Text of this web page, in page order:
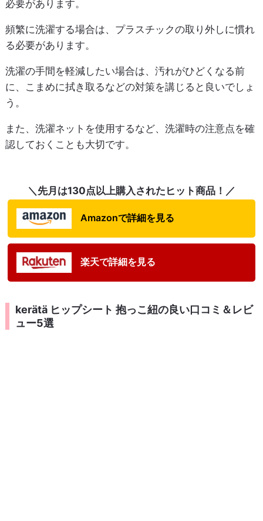
必要があります。
頻繁に洗濯する場合は、プラスチックの取り外しに慣れ
る必要があります。
洗濯の手間を軽減したい場合は、汚れがひどくなる前
に、こまめに拭き取るなどの対策を講じると良いでしょ
う。
また、洗濯ネットを使用するなど、洗濯時の注意点を確
認しておくことも大切です。
＼先月は130点以上購入されたヒット商品！／
Amazonで詳細を見る
楽天で詳細を見る
kerätä ヒップシート 抱っこ紐の良い口コミ＆レビ
ュー5選